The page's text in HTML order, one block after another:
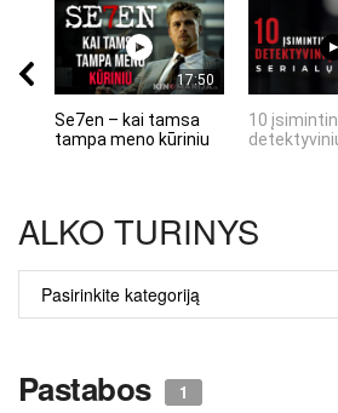
17:50
Se7en – kai tamsa
tampa meno kūriniu
10
ALKO TURINYS
ALKO
TURINYS
Pastabos 1